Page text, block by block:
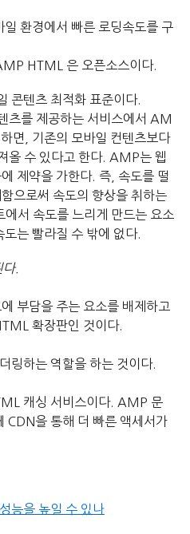
일 환경에서 빠른 로딩속도를 구
HTML 은 오픈소스이다.
콘텐츠 최적화 표준이다.
츠를 제공하는 서비스에서 AM
면, 기존의 모바일 컨텐츠보다
수 있다고 한다. AMP는 웹
제약을 가한다. 즉, 속도를 떨
으로써 속도의 향상을 취하는
서 속도를 느리게 만드는 요소
는 빨라질 수 밖에 없다.
.
부담을 주는 요소를 배제하고
확장판인 것이다.
링하는 역할을 하는 것이다.
캐싱 서비스이다. AMP 문
CDN을 통해 더 빠른 액세서가
능을 높일 수 있나